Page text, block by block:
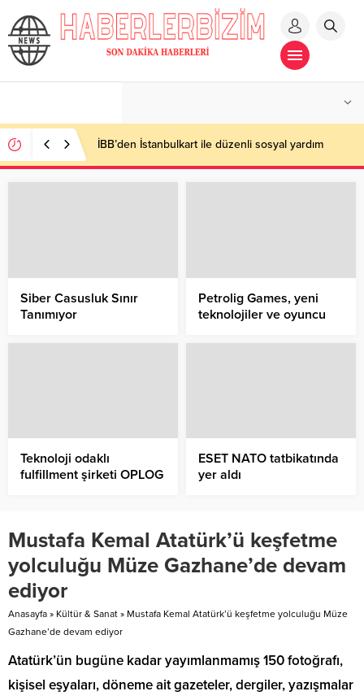
İBB’den İstanbulkart ile düzenli sosyal yardım
Siber Casusluk Sınır
Tanımıyor
Petrolig Games, yeni
teknolojiler ve oyuncu
Teknoloji odaklı
fulfillment şirketi OPLOG
ESET NATO tatbikatında
yer aldı
Mustafa Kemal Atatürk’ü keşfetme
yolculuğu Müze Gazhane’de devam
ediyor
Anasayfa » Kültür & Sanat » Mustafa Kemal Atatürk’ü keşfetme yolculuğu Müze
Gazhane’de devam ediyor
Atatürk’ün bugüne kadar yayımlanmamış 150 fotoğrafı,
kişisel eşyaları, döneme ait gazeteler, dergiler, yazışmalar